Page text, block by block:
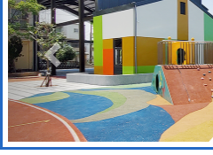
本校115